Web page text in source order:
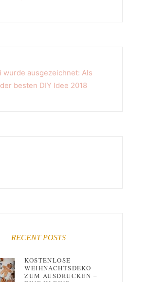
RECENT POSTS
KOSTENLOSE
WEIHNACHTSDEKO
ZUM AUSDRUCKEN –